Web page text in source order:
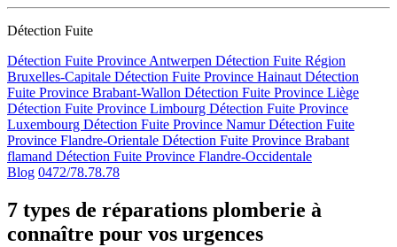
Détection Fuite
Détection Fuite Province Antwerpen Détection Fuite Région
Bruxelles-Capitale Détection Fuite Province Hainaut Détection
Fuite Province Brabant-Wallon Détection Fuite Province Liège
Détection Fuite Province Limbourg Détection Fuite Province
Luxembourg Détection Fuite Province NamurDétection Fuite
Province Flandre-Orientale Détection Fuite Province Brabant
flamand Détection Fuite Province Flandre-Occidentale
Blog 0472/78.78.78
7 types de réparations plomberie à
connaître pour vos urgences